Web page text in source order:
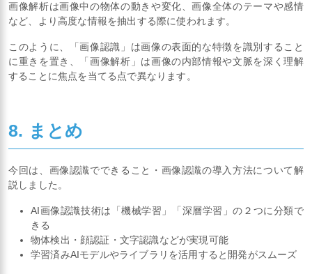
画像解析は画像中の物体の動きや変化、画像全体のテーマや感情
など、より高度な情報を抽出する際に使われます。
このように、「画像認識」は画像の表面的な特徴を識別すること
に重きを置き、「画像解析」は画像の内部情報や文脈を深く理解
することに焦点を当てる点で異なります。
8. まとめ
今回は、画像認識でできること・画像認識の導入方法について解
説しました。
AI画像認識技術は「機械学習」「深層学習」の２つに分類で
きる
物体検出・顔認証・文字認識などが実現可能
学習済みAIモデルやライブラリを活用すると開発がスムーズ